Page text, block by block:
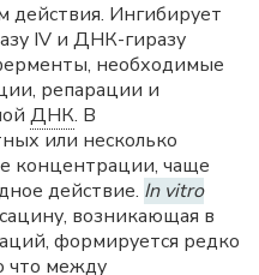
действия. Ингибирует
IV и ДНК-гиразу
необходимые
репарации и
ДНК. В
или несколько
концентрации, чаще
действие. In vitro
возникающая в
формируется редко
что между